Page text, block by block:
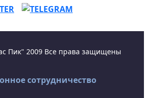
Пик" 2009 Все права защищены
сотрудничество